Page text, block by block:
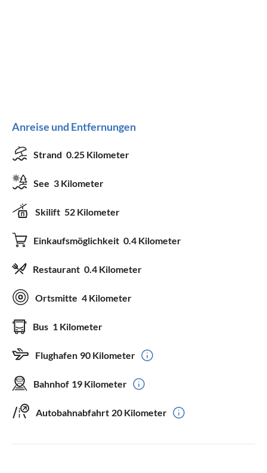
Anreise und Entfernungen
Strand 0.25 Kilometer
See 3 Kilometer
Skilift 52 Kilometer
Einkaufsmöglichkeit 0.4 Kilometer
Restaurant 0.4 Kilometer
Ortsmitte 4 Kilometer
Bus 1 Kilometer
Flughafen 90 Kilometer
Bahnhof 19 Kilometer
Autobahnabfahrt 20 Kilometer